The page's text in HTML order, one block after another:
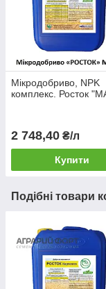
Мікродобриво, NPK
комплекс. Росток
2 748,40 ₴/л
Купити
Подібні товари